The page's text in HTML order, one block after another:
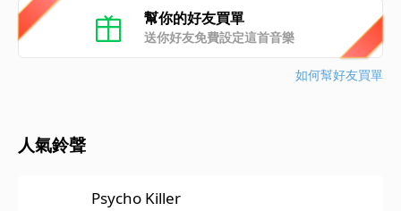
幫你的好友買單
送你好友免費設定這首音樂
如何幫好友買單
人氣鈴聲
Psycho Killer